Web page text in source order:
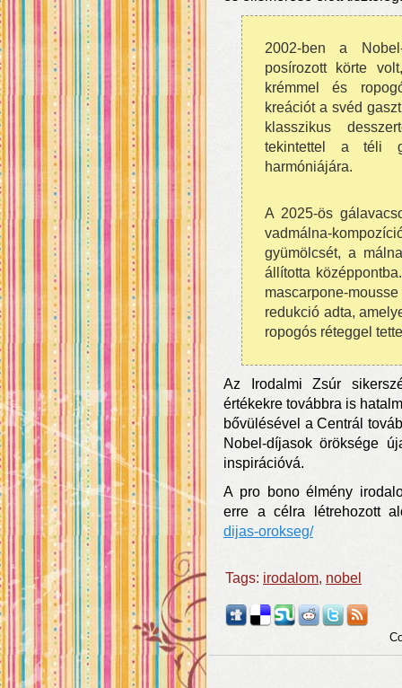
2002-ben a
posírozott körte
krémmel és
kreációt a svéd
klasszikus
tekintettel a téli
harmóniájára.
A 2025-ös
vadmálna-
gyümölcsét, a
állította
mascarpone-
redukció adta,
ropogós réteggel
Az Irodalmi Zsúr
értékekre továbbra is
bővülésével a Centrál
Nobel-díjasok öröksége
inspirációvá.
A pro bono élmény
erre a célra létrehozott
dijas-orokseg/
Tags: irodalom, nobel